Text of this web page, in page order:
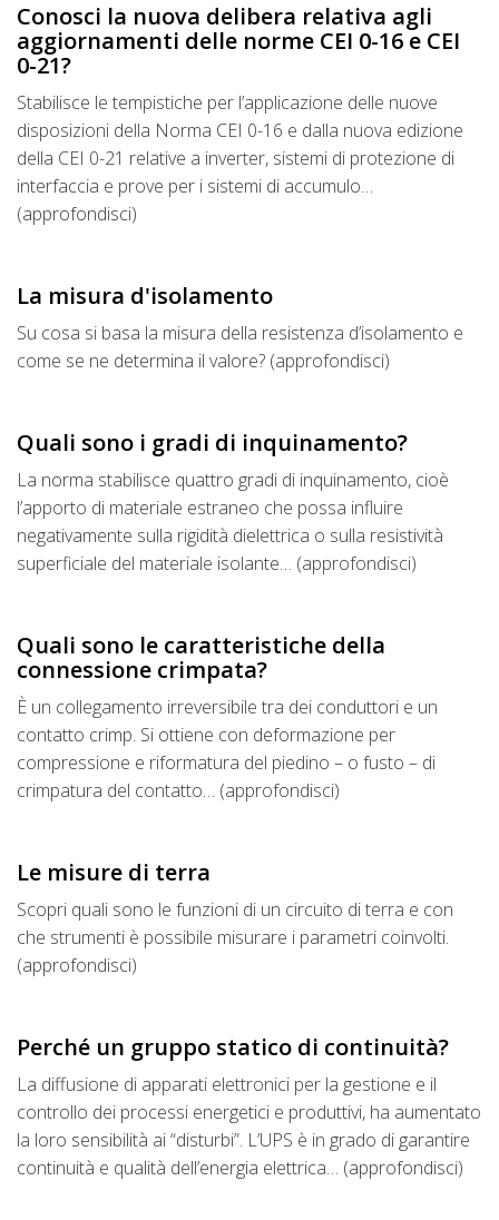
Conosci la nuova delibera relativa agli
aggiornamenti delle norme CEI 0-16 e CEI
0-21?
Stabilisce le tempistiche per l’applicazione delle nuove
disposizioni della Norma CEI 0-16 e dalla nuova edizione
della CEI 0-21 relative a inverter, sistemi di protezione di
interfaccia e prove per i sistemi di accumulo…
(approfondisci)
La misura d'isolamento
Su cosa si basa la misura della resistenza d’isolamento e
come se ne determina il valore? (approfondisci)
Quali sono i gradi di inquinamento?
La norma stabilisce quattro gradi di inquinamento, cioè
l’apporto di materiale estraneo che possa influire
negativamente sulla rigidità dielettrica o sulla resistività
superficiale del materiale isolante… (approfondisci)
Quali sono le caratteristiche della
connessione crimpata?
È un collegamento irreversibile tra dei conduttori e un
contatto crimp. Si ottiene con deformazione per
compressione e riformatura del piedino – o fusto – di
crimpatura del contatto… (approfondisci)
Le misure di terra
Scopri quali sono le funzioni di un circuito di terra e con
che strumenti è possibile misurare i parametri coinvolti.
(approfondisci)
Perché un gruppo statico di continuità?
La diffusione di apparati elettronici per la gestione e il
controllo dei processi energetici e produttivi, ha aumentato
la loro sensibilità ai “disturbi”. L’UPS è in grado di garantire
continuità e qualità dell’energia elettrica… (approfondisci)